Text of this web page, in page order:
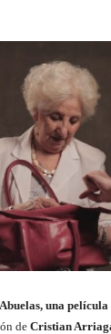
Abuelas, una película
deCristian